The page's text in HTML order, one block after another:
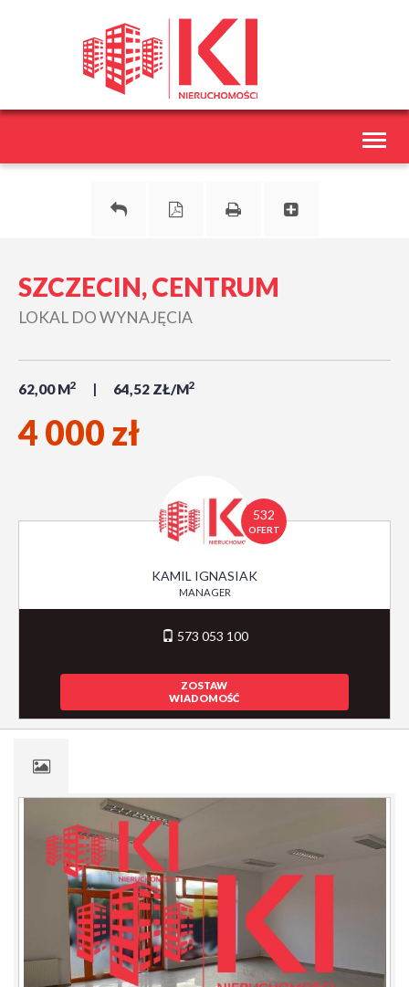
SZCZECIN, CENTRUM
LOKAL DO WYNAJĘCIA
62,00 M2 64,52 ZŁ/M2
4 000 zł
532
OFERT
KAMIL IGNASIAK
MANAGER
573 053 100
ZOSTAW
WIADOMOŚĆ